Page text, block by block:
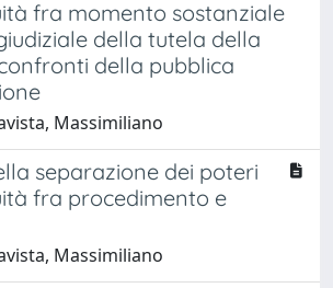
fra momento sostanziale
della tutela della
della pubblica
Massimiliano
separazione dei poteri
fra procedimento e
Massimiliano